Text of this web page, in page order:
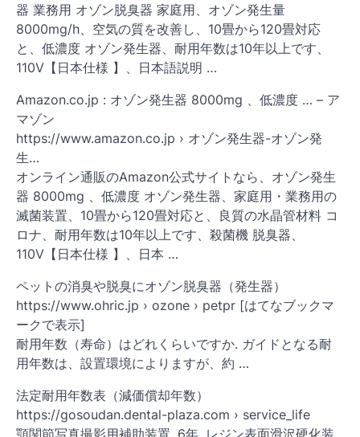
器 業務用 オゾン脱臭器 家庭用、オゾン発生量
8000mg/h、空気の質を改善し、10畳から120畳対応
と、低濃度 オゾン発生器、耐用年数は10年以上です、
110V【日本仕様 】、日本語説明 …
Amazon.co.jp : オゾン発生器 8000mg 、低濃度 … – ア
マゾン
https://www.amazon.co.jp › オゾン発生器-オゾン発
生…
オンライン通販のAmazon公式サイトなら、オゾン発生
器 8000mg 、低濃度 オゾン発生器、家庭用・業務用の
滅菌装置、10畳から120畳対応と、良質の水晶管材料 コ
ロナ、耐用年数は10年以上です、殺菌機 脱臭器、
110V【日本仕様 】、日本 …
ペットの消臭や脱臭にオゾン脱臭器（発生器）
https://www.ohric.jp › ozone › petpr [はてなブックマ
ークで表示]
耐用年数（寿命）はどれくらいですか. ガイドとなる耐
用年数は、設置環境によりますが、約 …
法定耐用年数表（減価償却年数）
https://gosoudan.dental-plaza.com › service_life
顎関節写真撮影用補助装置. 6年. レジン表面滑沢硬化装